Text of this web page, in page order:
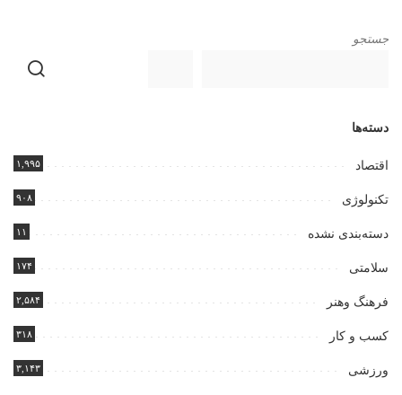
جستجو
دسته‌ها
اقتصاد ۱,۹۹۵
تکنولوژی ۹۰۸
دسته‌بندی نشده ۱۱
سلامتی ۱۷۴
فرهنگ وهنر ۲,۵۸۴
کسب و کار ۳۱۸
ورزشی ۳,۱۴۳